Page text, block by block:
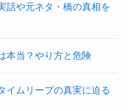
話や元ネタ・橋の真相を
本当？やり方と危険
イムリープの真実に迫る